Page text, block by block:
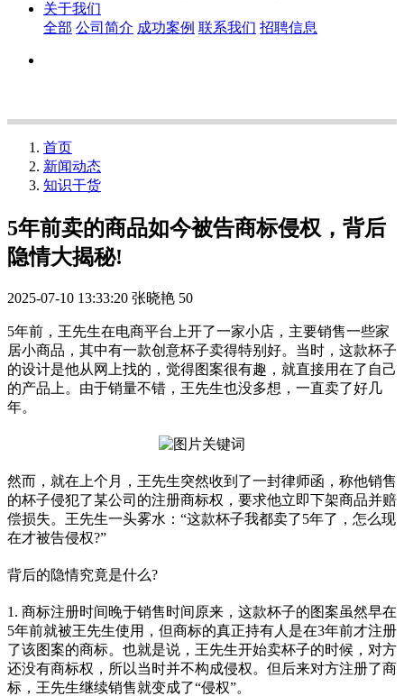
关于我们
全部 公司简介 成功案例 联系我们 招聘信息
首页
新闻动态
知识干货
5年前卖的商品如今被告商标侵权，背后
隐情大揭秘!
2025-07-10 13:33:20 张晓艳 50
5年前，王先生在电商平台上开了一家小店，主要销售一些家
居小商品，其中有一款创意杯子卖得特别好。当时，这款杯子
的设计是他从网上找的，觉得图案很有趣，就直接用在了自己
的产品上。由于销量不错，王先生也没多想，一直卖了好几
年。
然而，就在上个月，王先生突然收到了一封律师函，称他销售
的杯子侵犯了某公司的注册商标权，要求他立即下架商品并赔
偿损失。王先生一头雾水：“这款杯子我都卖了5年了，怎么现
在才被告侵权?”
背后的隐情究竟是什么?
1. 商标注册时间晚于销售时间原来，这款杯子的图案虽然早在
5年前就被王先生使用，但商标的真正持有人是在3年前才注册
了该图案的商标。也就是说，王先生开始卖杯子的时候，对方
还没有商标权，所以当时并不构成侵权。但后来对方注册了商
标，王先生继续销售就变成了“侵权”。